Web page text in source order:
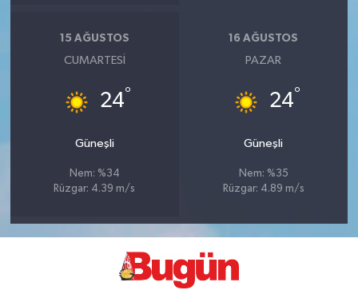
15 AĞUSTOS
CUMARTESI
24°
Güneşli
Nem: %34
Rüzgar: 4.39 m/s
16 AĞUSTOS
PAZAR
24°
Güneşli
Nem: %35
Rüzgar: 4.89 m/s